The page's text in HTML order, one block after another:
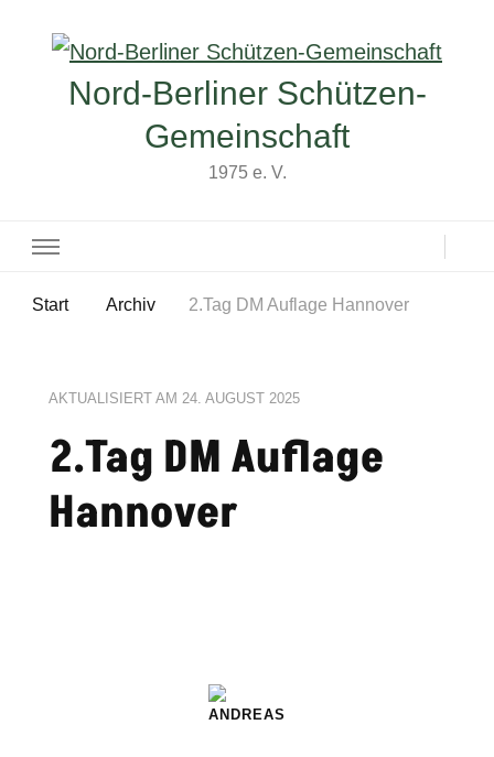
Nord-Berliner Schützen-
Gemeinschaft
1975 e. V.
Start Archiv 2.Tag DM Auflage Hannover
AKTUALISIERT AM 24. AUGUST 2025
2.Tag DM Auflage
Hannover